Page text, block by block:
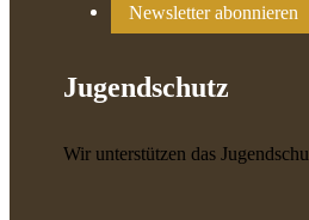
Newsletter abonnieren
Jugendschutz
Wir unterstützen das